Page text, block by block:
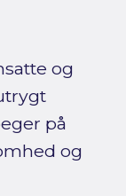
og
på
og